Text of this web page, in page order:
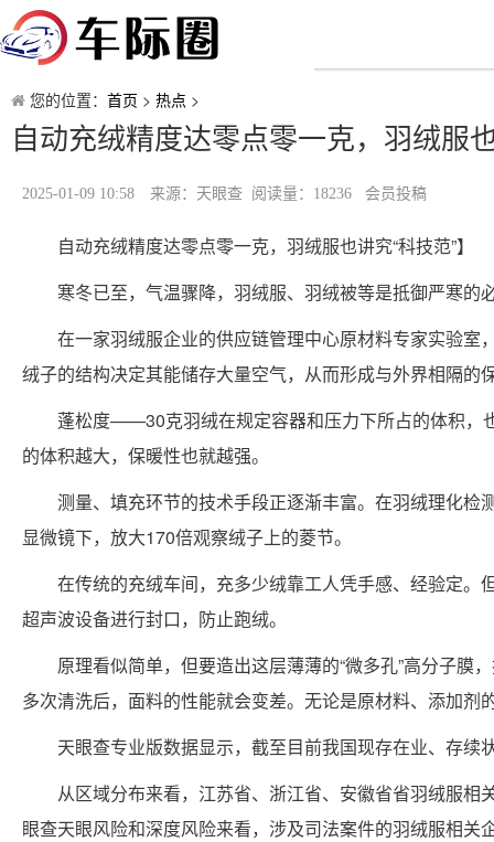
您的位置： 首页 > 热点 >
自动充绒精度达零点零一克，羽绒服
2025-01-09 10:58 来源：天眼查 阅读量：18236 会员投稿
自动充绒精度达零点零一克，羽绒服也讲究“科技范”】
寒冬已至，气温骤降，羽绒服、羽绒被等是抵御严寒的
在一家羽绒服企业的供应链管理中心原材料专家实验
绒子的结构决定其能储存大量空气，从而形成与外界相隔
蓬松度——30克羽绒在规定容器和压力下所占的体积，
的体积越大，保暖性也就越强。
测量、填充环节的技术手段正逐渐丰富。在羽绒理化
显微镜下，放大170倍观察绒子上的菱节。
在传统的充绒车间，充多少绒靠工人凭手感、经验定
超声波设备进行封口，防止跑绒。
原理看似简单，但要造出这层薄薄的“微多孔”高分子
多次清洗后，面料的性能就会变差。无论是原材料、添加剂
天眼查专业版数据显示，截至目前我国现存在业、存
从区域分布来看，江苏省、浙江省、安徽省省羽绒服
眼查天眼风险和深度风险来看，涉及司法案件的羽绒服相关